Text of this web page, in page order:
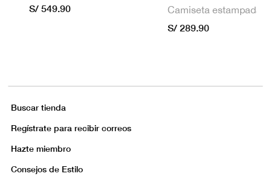
S/ 549.90
S/ 289.90
Buscar tienda
Regístrate para recibir correos
Hazte miembro
Consejos de Estilo